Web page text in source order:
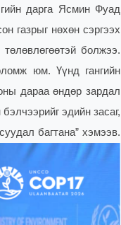
дарга Ясмин Фуад
газрыг нөхөн сэргээх
болжээ.
юм. Үүнд гангийн
дараа өндөр зардал
эдийн засаг,
багтана” хэмээв.